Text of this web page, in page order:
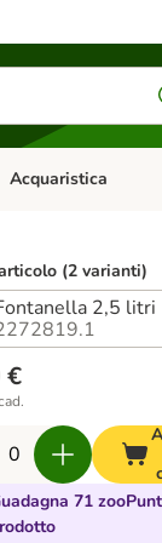
animali
Apri Menu Categoria:
Acquaristica
(2 varianti)
2,5 litri
€
71